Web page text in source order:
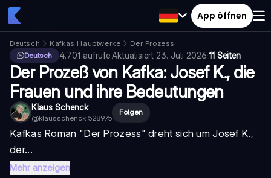
App öffnen
Deutsch Kafkas Hauptwerke
Der Prozess
Deutsch
4.701 aufrufe·Aktualisiert 23. Juli 2026·11 Seiten
Der Prozeß von Kafka: Josef K., die
Frauen und ihre Bedeutungen
Klaus Schenck
@klausschenck_528975
Folgen
Kafkas Roman "Der Prozess" dreht sich um Josef K.,
der...
Mehr anzeigen